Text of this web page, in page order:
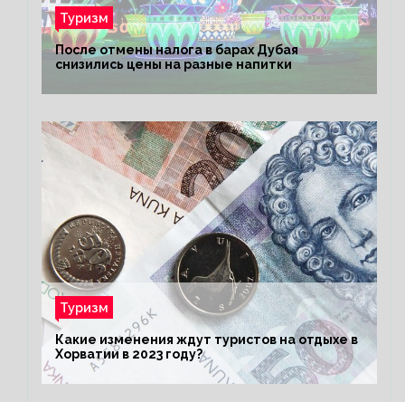
Туризм
После отмены налога в барах Дубая
снизились цены на разные напитки
Туризм
Какие изменения ждут туристов на отдыхе в
Хорватии в 2023 году?